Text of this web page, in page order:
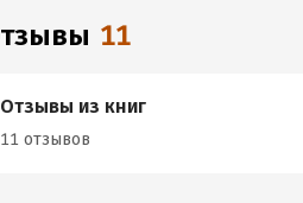
Отзывы 11
Отзывы из книг
11 отзывов